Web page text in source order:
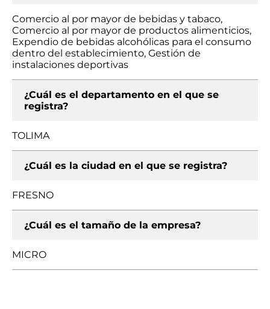
Comercio al por mayor de bebidas y tabaco,
Comercio al por mayor de productos alimenticios,
Expendio de bebidas alcohólicas para el consumo
dentro del establecimiento, Gestión de
instalaciones deportivas
¿Cuál es el departamento en el que se
registra?
TOLIMA
¿Cuál es la ciudad en el que se registra?
FRESNO
¿Cuál es el tamaño de la empresa?
MICRO